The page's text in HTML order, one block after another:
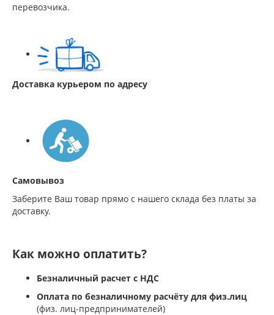
перевозчика.
Доставка курьером по адресу
Самовывоз
Заберите Ваш товар прямо с нашего склада без платы за
доставку.
Как можно оплатить?
Безналичный расчет с НДС
Оплата по безналичному расчёту для физ.лиц
(физ. лиц-предпринимателей)